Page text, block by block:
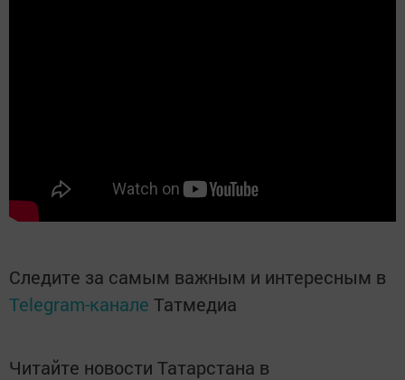
Следите за самым важным и интересным в
Telegram-канале Татмедиа
Читайте новости Татарстана в